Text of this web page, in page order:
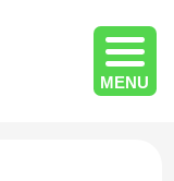
MENU